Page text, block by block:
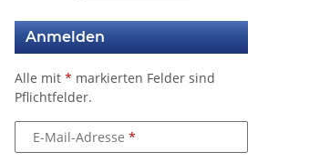
Anmelden
Alle mit * markierten Felder sind
Pflichtfelder.
E-Mail-Adresse